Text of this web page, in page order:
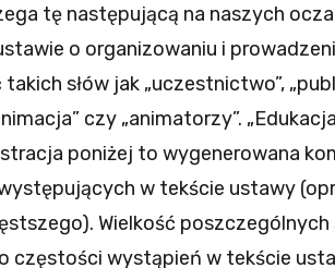
tę następującą na naszych
o organizowaniu i
słów jak „uczestnictwo”,
czy „animatorzy”.
poniżej to wygenerowana
w tekście ustawy
Wielkość poszczególnych
częstości wystąpień w tekście